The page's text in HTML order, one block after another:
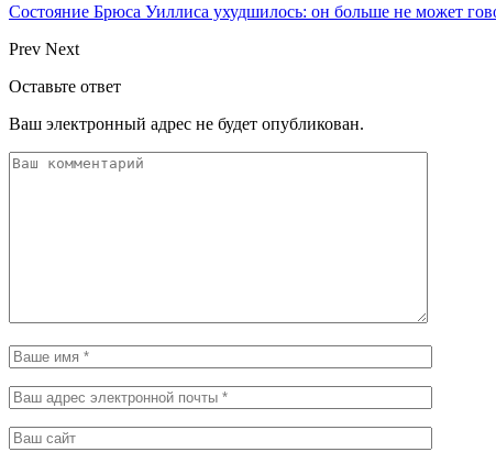
Состояние Брюса Уиллиса ухудшилось: он больше не может
Prev Next
Оставьте ответ
Ваш электронный адрес не будет опубликован.